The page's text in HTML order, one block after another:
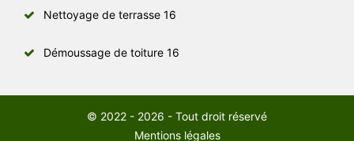
Nettoyage de terrasse 16
Démoussage de toiture 16
© 2022 - 2026 - Tout droit réservé
Mentions légales